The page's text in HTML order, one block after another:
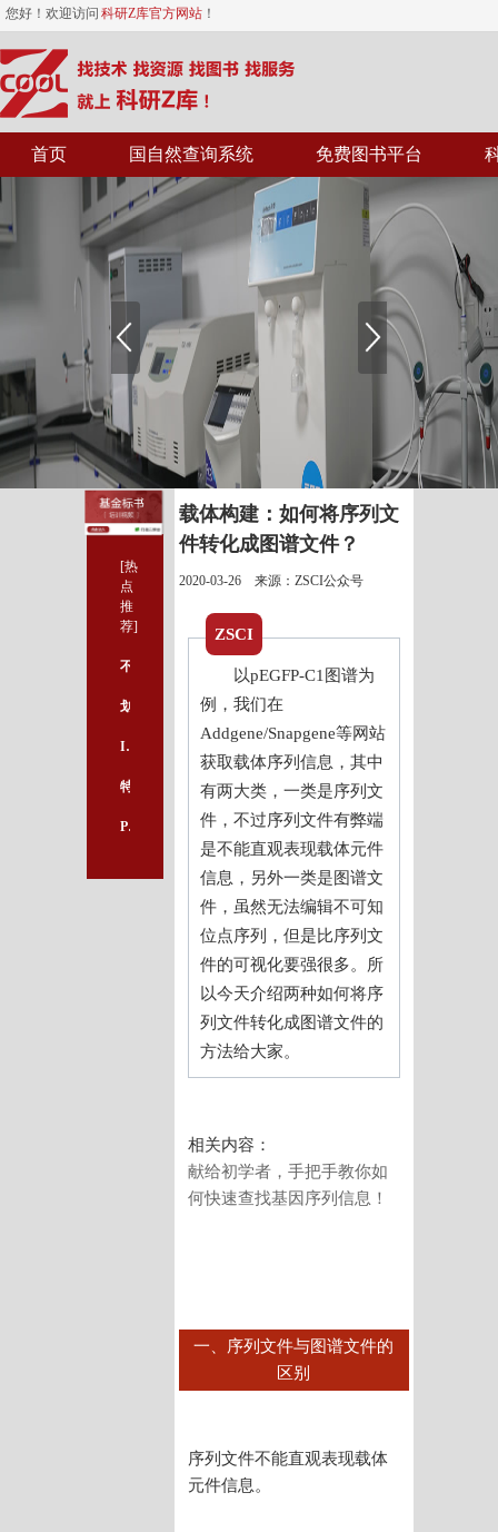
您好！欢迎访问 科研Z库官方网站 ！
首页 国自然查询系统 免费图书平台
[热
点
推
荐]
IBM SPSS --一般四格表卡方检验操作步骤解析
Plot Digitizer：自动提取文献图真实数据，这个文献阅读辅助利器真香！！
载体构建：如何将序列文
件转化成图谱文件？
2020-03-26 来源：ZSCI公众号
ZSCI
以pEGFP-C1图谱为
例，我们在
Addgene/Snapgene等网站
获取载体序列信息，其中
有两大类，一类是序列文
件，不过序列文件有弊端
是不能直观表现载体元件
信息，另外一类是图谱文
件，虽然无法编辑不可知
位点序列，但是比序列文
件的可视化要强很多。
所
以今天介绍两种如何将序
列文件转化成图谱文件的
方法给大家。
相关内容：
献给初学者，手把手教你如
何快速查找基因序列信息！
一、序列文件与图谱文件的
区别
序列文件不能直观表现载体
元件信息。